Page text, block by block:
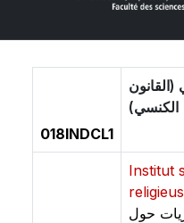
018INDCL1
(القانون
الكنسي)
Institut
حول